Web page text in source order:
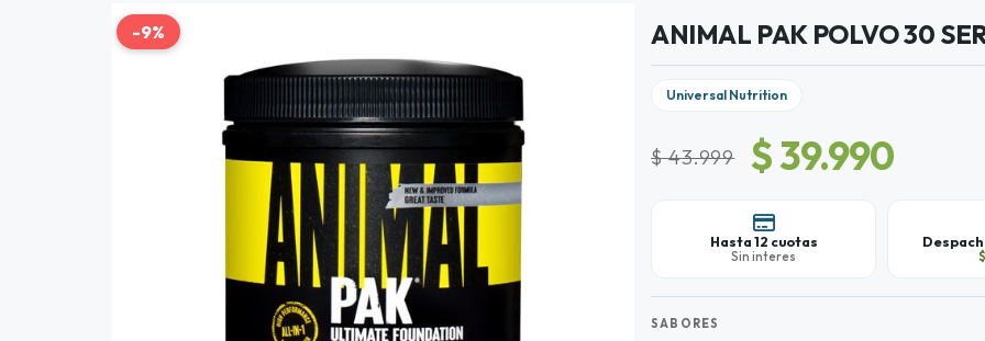
-9% ANIMAL PAK POLVO 30
Universal Nutrition
$ 43.999 $ 39.990
Hasta 12 cuotas
Sin interes
SABORES